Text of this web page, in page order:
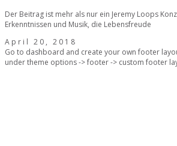
Der Beitrag ist mehr als nur ein Jeremy Loops
Erkenntnissen und Musik, die Lebensfreude
April 20, 2018
Go to dashboard and create your own footer
under theme options -> footer -> custom footer